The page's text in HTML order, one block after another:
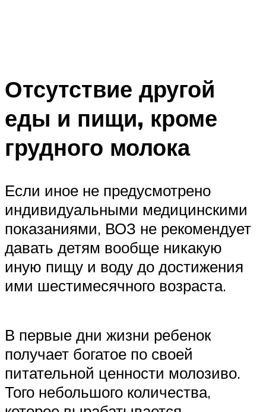
Отсутствие другой
еды и пищи, кроме
грудного молока
Если иное не предусмотрено
индивидуальными медицинскими
показаниями, ВОЗ не рекомендует
давать детям вообще никакую
иную пищу и воду до достижения
ими шестимесячного возраста.
В первые дни жизни ребенок
получает богатое по своей
питательной ценности молозиво.
Того небольшого количества,